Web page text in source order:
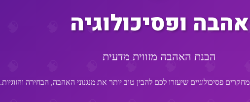
אהבה ופסיכולוגיה
הבנת האהבה מזווית מדעית
פסיכולוגיים שיעזרו לכם להבין טוב יותר את מנגנוני האהבה, הבחירה והזוגיות.